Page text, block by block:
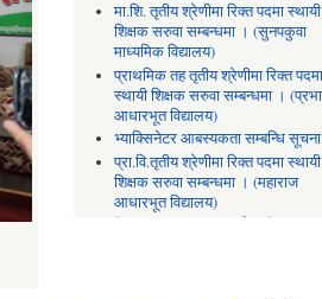
मा.शि. तृतीय श्रेणीमा रिक्त पदमा स्थायी
शिक्षक सरुवा सम्बन्धमा । (सुनपकुवा
माध्यमिक विद्यालय)
प्राथमिक तह तृतीय श्रेणीमा रिक्त पदमा
स्थायी शिक्षक सरुवा सम्बन्धमा ।
आधारभूत विद्यालय)
भ्याक्सिनेटर आबस्यकता सम्बन्धि
प्रा.वि.तृतीय श्रेणीमा रिक्त पदमा स्थायी
शिक्षक सरुवा सम्बन्धमा । (महाराज
आधारभूत विद्यालय)